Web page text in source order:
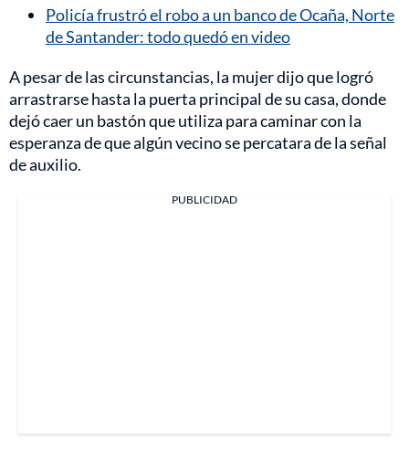
Policía frustró el robo a un banco de Ocaña, Norte
de Santander: todo quedó en video
A pesar de las circunstancias, la mujer dijo que logró
arrastrarse hasta la puerta principal de su casa, donde
dejó caer un bastón que utiliza para caminar con la
esperanza de que algún vecino se percatara de la señal
de auxilio.
PUBLICIDAD